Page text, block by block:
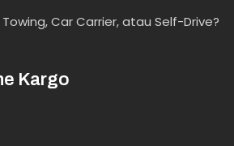
Car Carrier, atau Self-Drive?
Kargo